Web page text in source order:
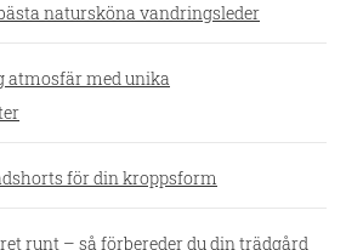
natursköna vandringsleder
atmosfär med unika
för din kroppsform
runt – så förbereder du din trädgård